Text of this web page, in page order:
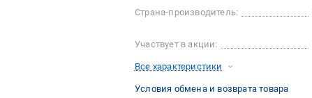
Страна-производитель:
Участвует в акции:
Все характеристики
Условия обмена и возврата товара